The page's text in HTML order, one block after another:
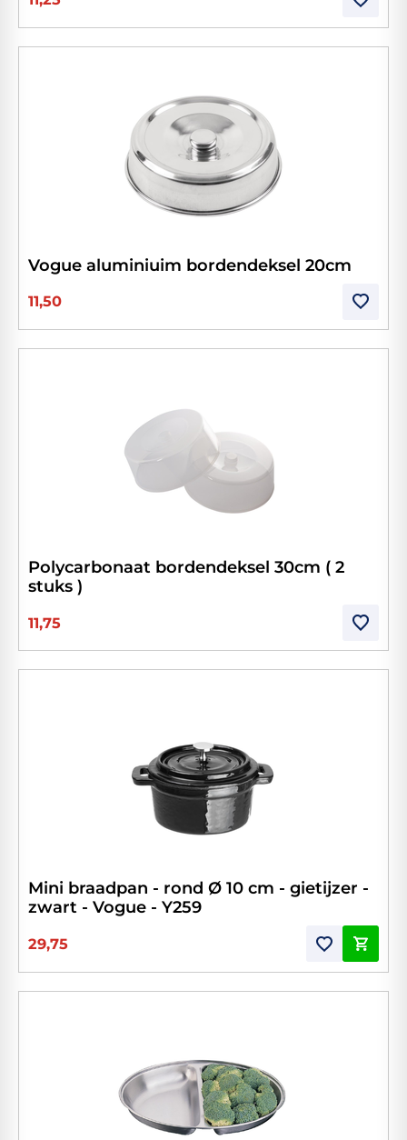
Vogue aluminiuim bordendeksel 20cm
11,50
Polycarbonaat bordendeksel 30cm ( 2
stuks )
11,75
Mini braadpan - rond Ø 10 cm - gietijzer -
zwart - Vogue - Y259
29,75